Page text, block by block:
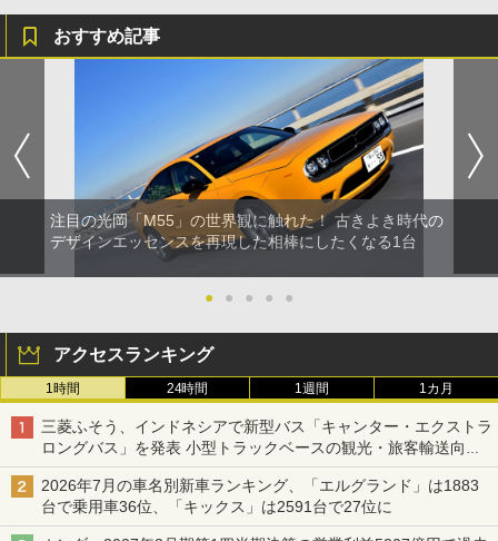
おすすめ記事
注目の光岡「M55」の世界観に触れた！ 古きよき時代の
デザインエッセンスを再現した相棒にしたくなる1台
● ● ● ● ●
アクセスランキング
1時間 24時間 1週間 1カ月
三菱ふそう、インドネシアで新型バス「キャンター・エクストラ
ロングバス」を発表 小型トラックベースの観光・旅客輸送向け
バス
2026年7月の車名別新車ランキング、「エルグランド」は1883
台で乗用車36位、「キックス」は2591台で27位に